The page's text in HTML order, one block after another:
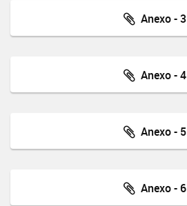
Anexo - 3
Anexo - 4
Anexo - 5
Anexo - 6